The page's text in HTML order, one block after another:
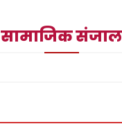
सामाजिक संजाल